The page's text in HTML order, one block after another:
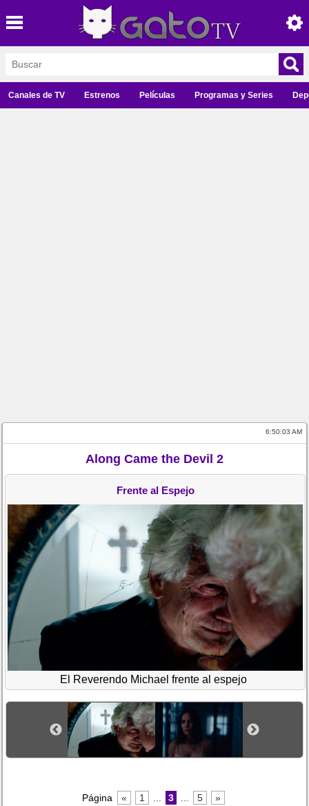
Canales de TV Estrenos Películas Programas y Series
6:50:04 AM
Along Came the Devil 2
Frente al Espejo
El Reverendo Michael frente al espejo
Página « 1 3 5 »